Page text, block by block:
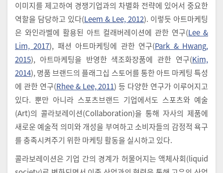
이미지를 제고하여 경쟁기업과의 차별화 전략에 있어서 중요한
역할을 담당하고 있다(Leem & Lee, 2012). 이렇듯 아트마케팅
은 와인라벨에 활용된 아트 컬래버레이션에 관한 연구(Lee &
Lim, 2017), 패션 아트마케팅에 관한 연구(Park & Hwang,
2015), 아트마케팅을 반영한 색조화장품에 관한 연구(Kim,
2014), 명품 브랜드의 플래그십 스토어를 통한 아트 마케팅 특성
에 관한 연구(Rhee & Lee, 2011) 등 다양한 연구가 이루어지고
있다. 뿐만 아니라 스포츠브랜드 기업에서도 스포츠와 예술
(Art)의 콜라보레이션(Collaboration)을 통해 자사의 제품에
새로운 예술적 의미와 개성을 부여하고 소비자들의 감정적 욕구
를 충족시켜주기 위한 마케팅 활동을 실시하고 있다.
콜라보레이션은 기업 간의 경계가 허물어지는 액체사회(liquid